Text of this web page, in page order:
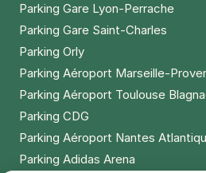
4,5(87 avis)
2,50 € /heure ,23 €/jour,65 €/semaine
Réserver
Paris -
Mitterrand -
Parking Gare Lyon-Perrache
Parking Gare Saint-Charles
Parking Orly
Parking Aéroport Marseille-
Parking Aéroport Toulouse
Parking CDG
Parking Aéroport Nantes
Parking Adidas Arena